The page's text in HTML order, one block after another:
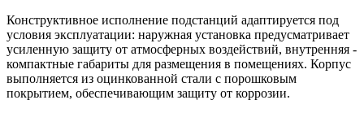
Конструктивное исполнение подстанций адаптируется под
условия эксплуатации: наружная установка предусматривает
усиленную защиту от атмосферных воздействий, внутренняя -
компактные габариты для размещения в помещениях. Корпус
выполняется из оцинкованной стали с порошковым
покрытием, обеспечивающим защиту от коррозии.